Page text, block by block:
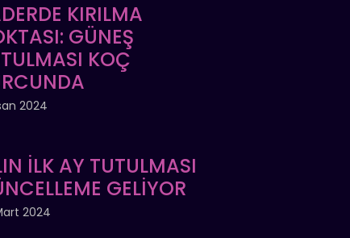
KIRILMA
GÜNEŞ
KOÇ
2024
İLK AY TUTULMASI
GELİYOR
2024